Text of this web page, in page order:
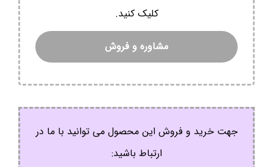
کلیک کنید.
مشاوره و فروش
جهت خرید و فروش این محصول می توانید با ما در
ارتباط باشید: